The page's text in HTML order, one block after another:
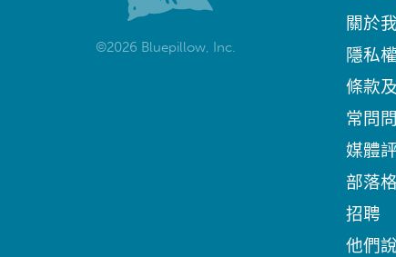
©2026 Bluepillow, Inc.
關於
隱私
條款
常問
媒體
部落格
招聘
他們說